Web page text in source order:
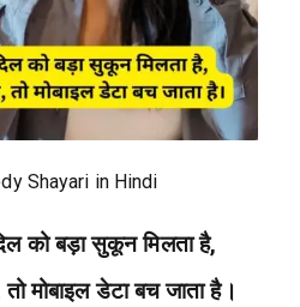
Shayari in Hindi
को बड़ा सुकून मिलता है,
मोबाइल डेटा बच जाता है।